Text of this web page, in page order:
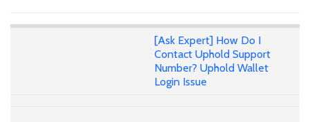
[Ask Expert] How Do I
Contact Uphold Support
Number? Uphold Wallet
Login Issue